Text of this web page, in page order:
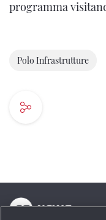
programma
Polo Infrastrutture